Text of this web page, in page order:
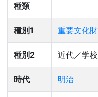
種類
種別1 重要文化財
種別2 近代／学校
時代 明治